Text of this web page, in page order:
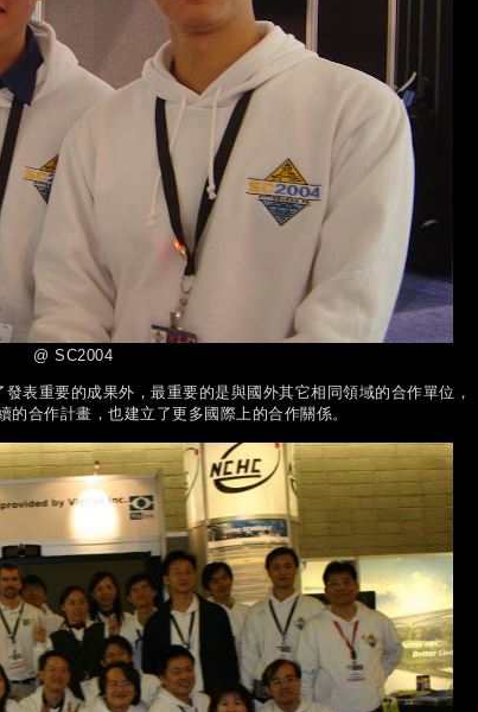
@ SC2004
表重要的成果外，最重要的是與國外其它相同領域的合作單位，
合作計畫，也建立了更多國際上的合作關係。